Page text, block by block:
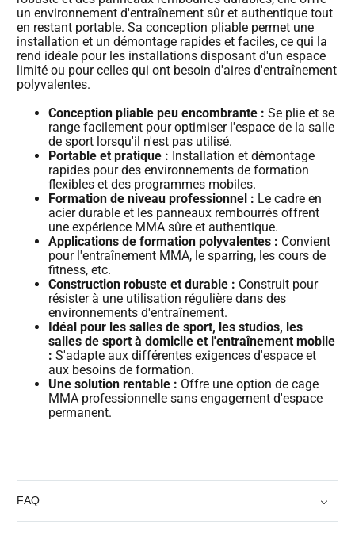
un environnement d'entraînement sûr et authentique tout
en restant portable. Sa conception pliable permet une
installation et un démontage rapides et faciles, ce qui la
rend idéale pour les installations disposant d'un espace
limité ou pour celles qui ont besoin d'aires d'entraînement
polyvalentes.
Conception pliable peu encombrante : Se plie et se
range facilement pour optimiser l'espace de la salle
de sport lorsqu'il n'est pas utilisé.
Portable et pratique : Installation et démontage
rapides pour des environnements de formation
flexibles et des programmes mobiles.
Formation de niveau professionnel : Le cadre en
acier durable et les panneaux rembourrés offrent
une expérience MMA sûre et authentique.
Applications de formation polyvalentes : Convient
pour l'entraînement MMA, le sparring, les cours de
fitness, etc.
Construction robuste et durable : Construit pour
résister à une utilisation régulière dans des
environnements d'entraînement.
Idéal pour les salles de sport, les studios, les
salles de sport à domicile et l'entraînement mobile
: S'adapte aux différentes exigences d'espace et
aux besoins de formation.
Une solution rentable : Offre une option de cage
MMA professionnelle sans engagement d'espace
permanent.
FAQ